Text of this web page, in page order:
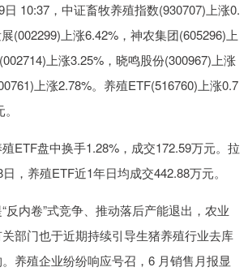
10:37，中证畜牧养殖指数(930707)上涨0.
(002299)上涨6.42%，神农集团(605296)上
上涨3.25%，晓鸣股份(300967)上涨
上涨2.78%。养殖ETF(516760)上涨0.7
盘中换手1.28%，成交172.59万元。拉
，养殖ETF近1年日均成交442.88万元。
内卷”式竞争、推动落后产能退出，农业
部门也于近期持续引导生猪养殖行业去库
养殖企业纷纷响应号召，6 月销售月报显